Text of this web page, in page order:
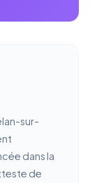
sur-
dans la
de